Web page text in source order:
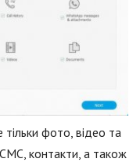
фото, відео та
СМС, контакти, а також